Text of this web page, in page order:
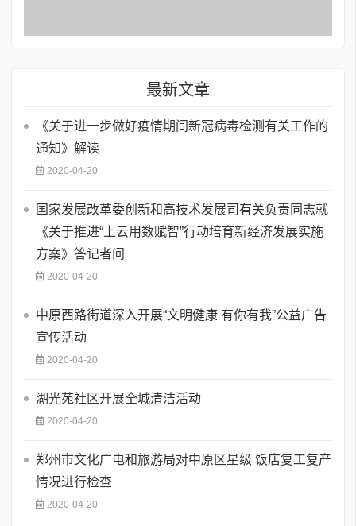
最新文章
《关于进一步做好疫情期间新冠病毒检测有关工作的
通知》解读
2020-04-20
国家发展改革委创新和高技术发展司有关负责同志就
《关于推进“上云用数赋智”行动培育新经济发展实施
方案》答记者问
2020-04-20
中原西路街道深入开展“文明健康 有你有我”公益广告
宣传活动
2020-04-20
湖光苑社区开展全城清洁活动
2020-04-20
郑州市文化广电和旅游局对中原区星级 饭店复工复产
情况进行检查
2020-04-20